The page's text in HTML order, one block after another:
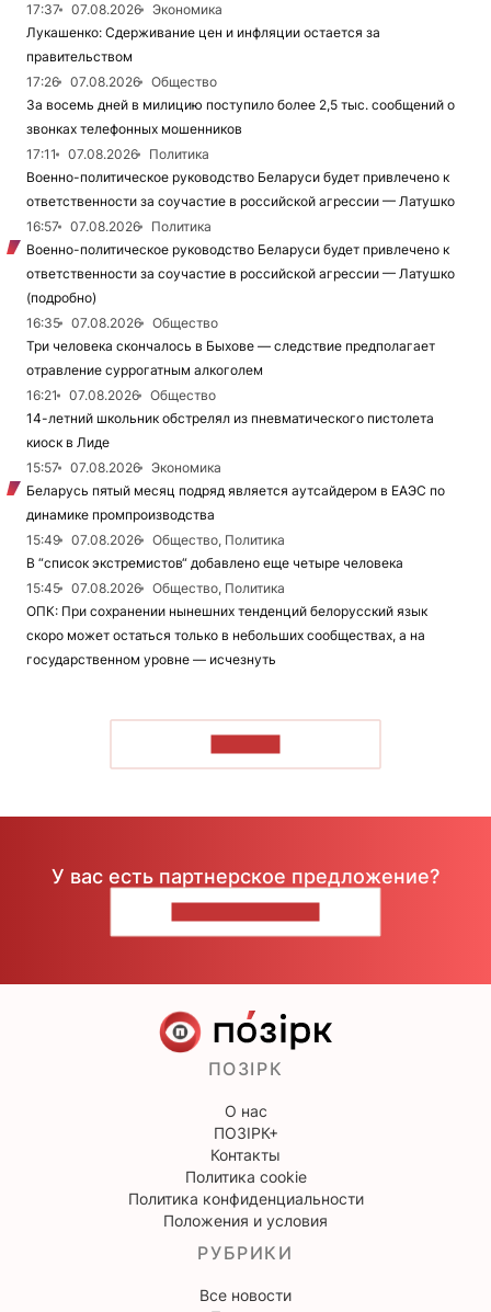
17:37
07.08.2026
Экономика
Лукашенко: Сдерживание цен и инфляции остается за
правительством
17:26
07.08.2026
Общество
За восемь дней в милицию поступило более 2,5 тыс. сообщений о
звонках телефонных мошенников
17:11
07.08.2026
Политика
Военно-политическое руководство Беларуси будет привлечено к
ответственности за соучастие в российской агрессии — Латушко
16:57
07.08.2026
Политика
Военно-политическое руководство Беларуси будет привлечено к
ответственности за соучастие в российской агрессии — Латушко
(подробно)
16:35
07.08.2026
Общество
Три человека скончалось в Быхове — следствие предполагает
отравление суррогатным алкоголем
16:21
07.08.2026
Общество
14-летний школьник обстрелял из пневматического пистолета
киоск в Лиде
15:57
07.08.2026
Экономика
Беларусь пятый месяц подряд является аутсайдером в ЕАЭС по
динамике промпроизводства
15:49
07.08.2026
Общество, Политика
В “список экстремистов“ добавлено еще четыре человека
15:45
07.08.2026
Общество, Политика
ОПК: При сохранении нынешних тенденций белорусский язык
скоро может остаться только в небольших сообществах, а на
государственном уровне — исчезнуть
У вас есть партнерское предложение?
ПОЗІРК
О нас
ПОЗІРК+
Контакты
Политика cookie
Политика конфиденциальности
Положения и условия
РУБРИКИ
Все новости